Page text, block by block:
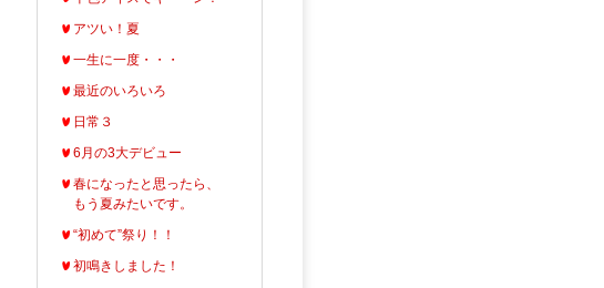
アツい！夏
一生に一度・・・
最近のいろいろ
日常３
6月の3大デビュー
春になったと思ったら、
もう夏みたいです。
“初めて”祭り！！
初鳴きしました！